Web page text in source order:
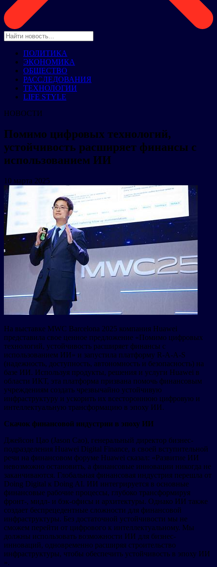
ПОЛИТИКА
ЭКОНОМИКА
ОБЩЕСТВО
РАССЛЕДОВАНИЯ
ТЕХНОЛОГИИ
LIFE STYLE
НОВОСТИ
Помимо цифровых технологий,
устойчивость расширяет финансы с
использованием ИИ
10 марта 2025
На выставке MWC Barcelona 2025 компания Huawei
представила свое ценное предложение «Помимо цифровых
технологий, устойчивость расширяет финансы с
использованием ИИ» и запустила платформу R-A-A-S
(надежность, доступность, автономность и безопасность) на
базе ИИ. Используя продукты, решения и услуги Huawei в
области ИКТ, эта платформа призвана помочь финансовым
учреждениям создать чрезвычайно устойчивую
инфраструктуру и ускорить их всестороннюю цифровую и
интеллектуальную трансформацию в эпоху ИИ.
Скачок финансовой индустрии в эпоху ИИ
Джейсон Цао (Jason Cao), генеральный директор бизнес-
подразделения Huawei Digital Finance, в своей вступительной
речи на финансовом форуме Huawei сказал: «Развитие ИИ
невозможно остановить, а финансовые инновации никогда не
заканчиваются. Глобальная финансовая индустрия перешла от
Doing Digital к Doing AI. ИИ интегрируется в основные
финансовые рабочие процессы, глубоко трансформируя
фронт-, мидл- и бэк-офисы и архитектуры. Однако ИИ также
создает беспрецедентные сложности для финансовой
инфраструктуры. Без достаточной устойчивости мы не
сможем перейти от цифрового к интеллектуальному. Мы
должны использовать возможности ИИ для бизнес-
инноваций, одновременно расширяя строительство
инфраструктуры, чтобы обеспечить устойчивость в эпоху ИИ
».